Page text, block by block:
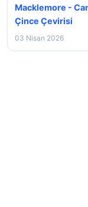
Macklemore -
Çince Çevirisi
03 Nisan 2026